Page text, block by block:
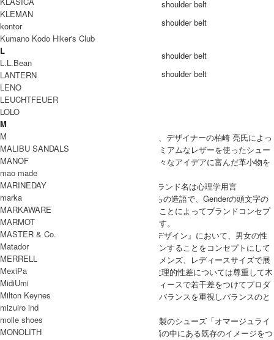
DETAIL
ブランド紹介
Hender Scheme
Hender Scheme(エンダースキーマ)は2010年、デザイナーの柏崎 亮氏によっ
て設立された日本のシューズブランド。プレミアムなレザーを使ったシュー
ズの他、バッグや財布、名刺入れ、他にも様々なアイデアに富んだ革小物を
展開しています。
Hender Scheme(エンダースキーマ)というブランド名は心理学用言
『GenderSchema(ジェンダースキーマ)』からの造語で、Genderの頭文字の
Ｇをアルファベット順に一つ超えたＨにすることによってブランドコンセプ
トの『ジェンダーを超える』を表現しています。
また、社会的性差(gender)の分野に属する『デザイン』において、男女の性
差にとらわれずgenderを超えて自由にデザインすることをコンセプトにして
おり、そのため、すべてのデザインにおいてメンズ、レディースサイズで展
開。 一方、骨格の差や肉の付き方などの生理的性差については尊重して木
型やカットの深さなどにおいて、メンズレディースで若干差をつけてプロダ
クトしています。また、モードとクラフトのバランスを重視しバランスのと
れたモノをデザインしているのも特徴です。
特に人気スニーカーをオマージュしたヌメ革製のシューズ「オマージュライ
ン」が人気で、このオマージュラインは、“頭の中にある既存のイメージをつ
KLEMAN
kontor
Kumano Kodo Hiker's Club
L
L.L.Bean
LANTERN
LENO
LEUCHTFEUER
LOLO
M
M
MALIBU SANDALS
MANOF
mao made
MARINEDAY
marka
MARKAWARE
MARMOT
MASTER & Co.
Matador
MERRELL
MexiPa
MidiUmi
Milton Keynes
mizuiro ind
molle shoes
MONOLITH